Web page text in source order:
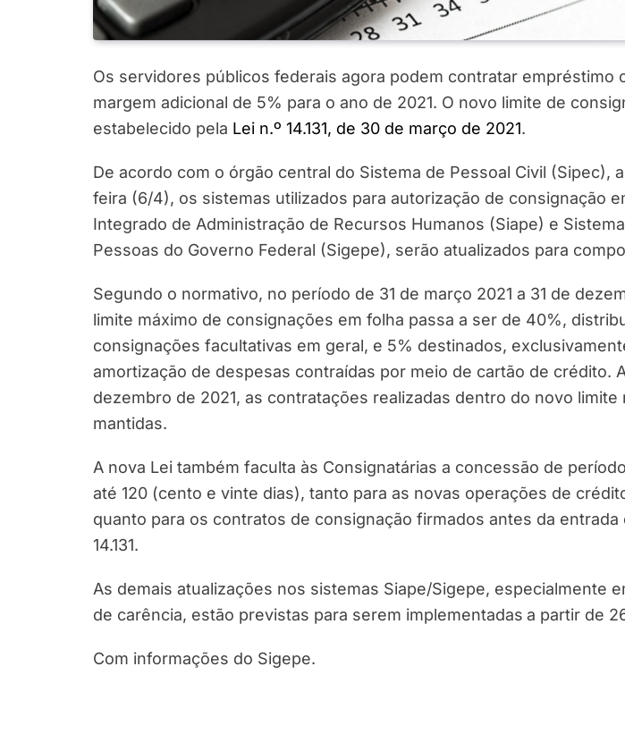
Os servidores públicos federais agora podem contratar empréstimo
margem adicional de 5% para o ano de 2021. O novo limite de
estabelecido pela Lei n.º 14.131, de 30 de março de 2021.
De acordo com o órgão central do Sistema de Pessoal Civil (Sipec),
feira (6/4), os sistemas utilizados para autorização de consignação
Integrado de Administração de Recursos Humanos (Siape) e
Pessoas do Governo Federal (Sigepe), serão atualizados para
Segundo o normativo, no período de 31 de março 2021 a 31 de
limite máximo de consignações em folha passa a ser de 40%,
consignações facultativas em geral, e 5% destinados,
amortização de despesas contraídas por meio de cartão de crédito.
dezembro de 2021, as contratações realizadas dentro do novo limite
mantidas.
A nova Lei também faculta às Consignatárias a concessão de
até 120 (cento e vinte dias), tanto para as novas operações de
quanto para os contratos de consignação firmados antes da entrada
14.131.
As demais atualizações nos sistemas Siape/Sigepe, especialmente
de carência, estão previstas para serem implementadas a partir de
Com informações do Sigepe.